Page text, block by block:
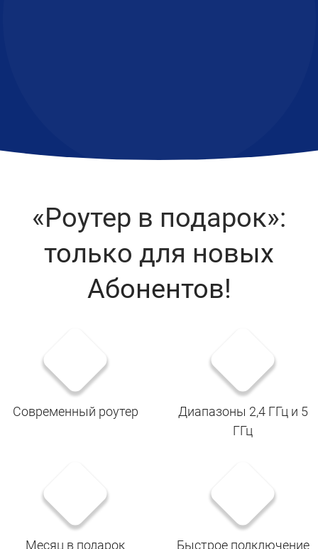
«Роутер в подарок»:
только для новых
Абонентов!
Современный роутер
Диапазоны 2,4 ГГц и 5
ГГц
Месяц в подарок Быстрое подключение